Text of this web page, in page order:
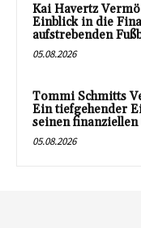
Kai Havertz
Einblick in die
aufstrebenden
05.08.2026
Tommi Schmitts
Ein tiefgehender
seinen
05.08.2026